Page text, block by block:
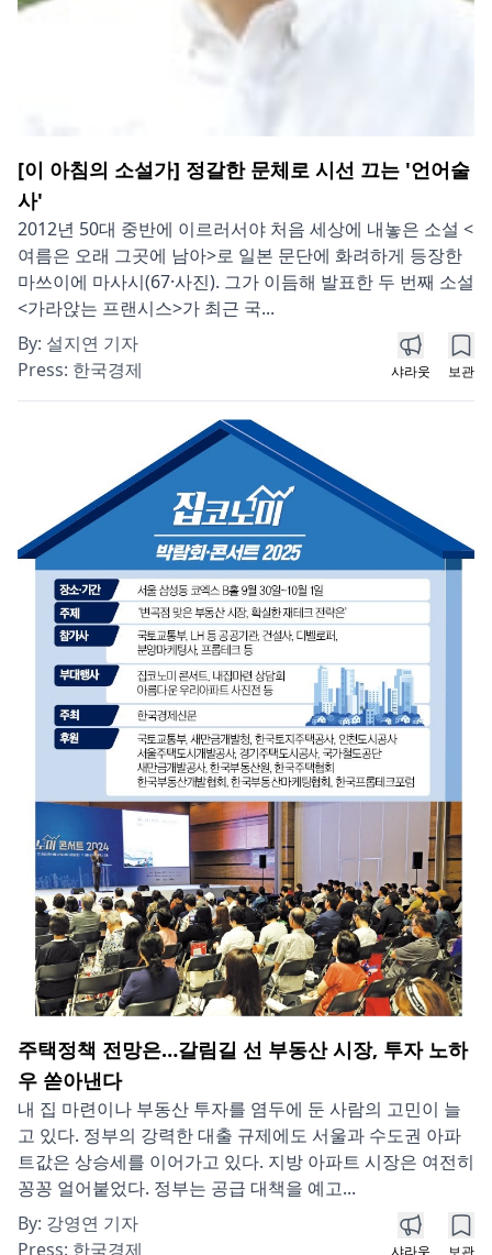
[이 아침의 소설가] 정갈한 문체로 시선 끄는 '언어술
사'
2012년 50대 중반에 이르러서야 처음 세상에 내놓은 소설 <
여름은 오래 그곳에 남아>로 일본 문단에 화려하게 등장한
마쓰이에 마사시(67·사진). 그가 이듬해 발표한 두 번째 소설
<가라앉는 프랜시스>가 최근 국...
By: 설지연 기자
Press: 한국경제 샤라웃 보관
주택정책 전망은…갈림길 선 부동산 시장, 투자 노하
우 쏟아낸다
내 집 마련이나 부동산 투자를 염두에 둔 사람의 고민이 늘
고 있다. 정부의 강력한 대출 규제에도 서울과 수도권 아파
트값은 상승세를 이어가고 있다. 지방 아파트 시장은 여전히
꽁꽁 얼어붙었다. 정부는 공급 대책을 예고...
By: 강영연 기자
Press: 한국경제